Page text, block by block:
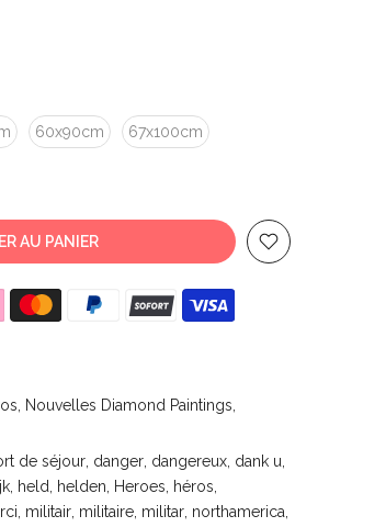
60x90cm 67x100cm
AU PANIER
Nouvelles Diamond Paintings
de séjour danger dangereux dank u
held helden Heroes
héros
militair militaire militar northamerica